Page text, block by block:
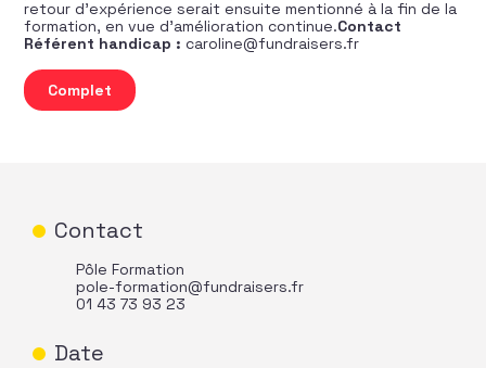
retour d’expérience serait ensuite mentionné à la fin de la
formation, en vue d’amélioration continue.Contact
Référent handicap : caroline@fundraisers.fr
quantité de Fondamentaux stratégiques du fundraising
Complet
Contact
Pôle Formation
pole-formation@fundraisers.fr
01 43 73 93 23
Date